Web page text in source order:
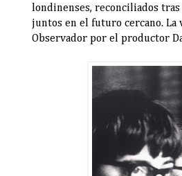
londinenses, reconciliados
juntos en el futuro cercano. La
Observador por el productor